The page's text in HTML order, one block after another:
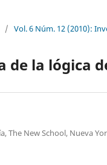
/ Vol. 6 Núm. 12 (2010):
de la lógica
The New School, Nueva